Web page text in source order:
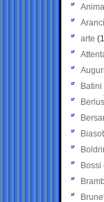
arte
Auguri
Batini
Bossi